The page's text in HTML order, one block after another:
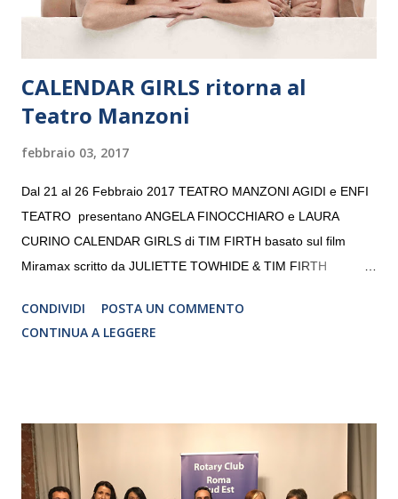
CALENDAR GIRLS ritorna al
Teatro Manzoni
febbraio 03, 2017
Dal 21 al 26 Febbraio 2017 TEATRO MANZONI AGIDI e ENFI
TEATRO presentano ANGELA FINOCCHIARO e LAURA
CURINO CALENDAR GIRLS di TIM FIRTH basato sul film
Miramax scritto da JULIETTE TOWHIDE & TIM FIRTH
CRISTINA PEZZOLI
CONDIVIDI
POSTA UN COMMENTO
CONTINUA A LEGGERE